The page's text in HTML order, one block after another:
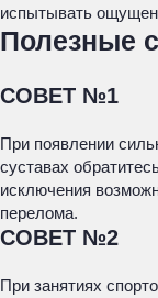
испытывать
Полезные
СОВЕТ №1
При появлении
суставах
исключения
перелома.
СОВЕТ №2
При занятиях